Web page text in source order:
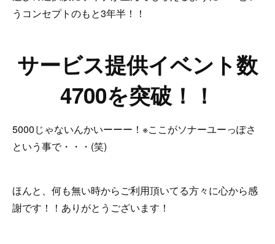
うコンセプトのもと3年半！！
サービス提供イベント数
4700を突破！！
5000じゃないんかいーーー！※ここがソナーユーっぽさ
という事で・・・(笑)
ほんと、何も無い時からご利用頂いてる方々に心から感
謝です！！ありがとうございます！